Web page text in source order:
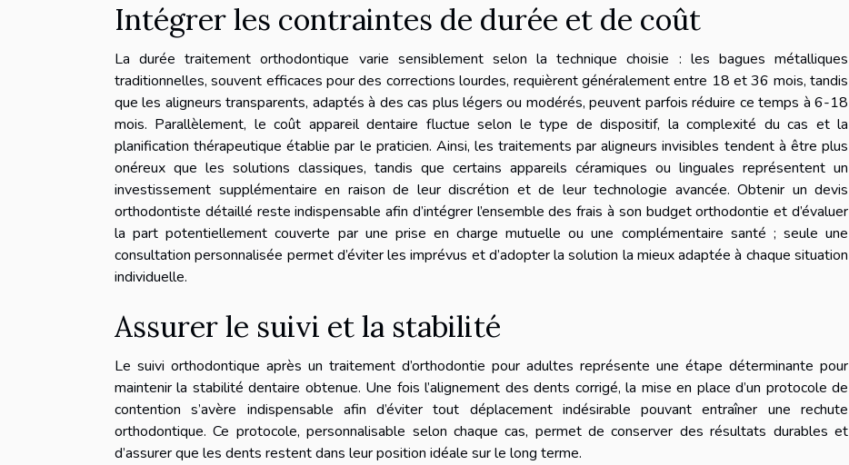
Intégrer les contraintes de durée et de coût
La durée traitement orthodontique varie sensiblement selon la technique choisie : les bagues métalliques
traditionnelles, souvent efficaces pour des corrections lourdes, requièrent généralement entre 18 et 36 mois, tandis
que les aligneurs transparents, adaptés à des cas plus légers ou modérés, peuvent parfois réduire ce temps à 6-18
mois. Parallèlement, le coût appareil dentaire fluctue selon le type de dispositif, la complexité du cas et la
planification thérapeutique établie par le praticien. Ainsi, les traitements par aligneurs invisibles tendent à être plus
onéreux que les solutions classiques, tandis que certains appareils céramiques ou linguales représentent un
investissement supplémentaire en raison de leur discrétion et de leur technologie avancée. Obtenir un devis
orthodontiste détaillé reste indispensable afin d’intégrer l’ensemble des frais à son budget orthodontie et d’évaluer
la part potentiellement couverte par une prise en charge mutuelle ou une complémentaire santé ; seule une
consultation personnalisée permet d’éviter les imprévus et d’adopter la solution la mieux adaptée à chaque situation
individuelle.
Assurer le suivi et la stabilité
Le suivi orthodontique après un traitement d’orthodontie pour adultes représente une étape déterminante pour
maintenir la stabilité dentaire obtenue. Une fois l’alignement des dents corrigé, la mise en place d’un protocole de
contention s’avère indispensable afin d’éviter tout déplacement indésirable pouvant entraîner une rechute
orthodontique. Ce protocole, personnalisable selon chaque cas, permet de conserver des résultats durables et
d’assurer que les dents restent dans leur position idéale sur le long terme.